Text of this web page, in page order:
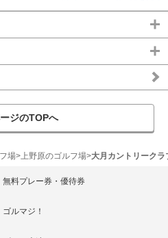
ジのTOPへ
場 上野原のゴルフ場 大月カントリークラ
無料プレー券・優待券
ゴルマジ！